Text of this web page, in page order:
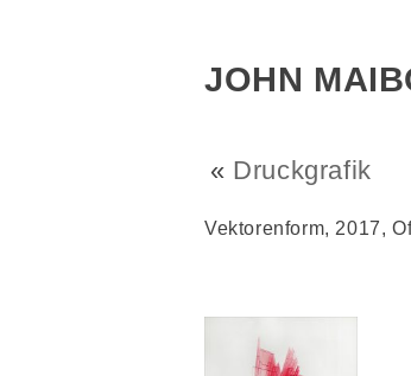
JOHN
« Druckgrafik
Vektorenform, 2017,